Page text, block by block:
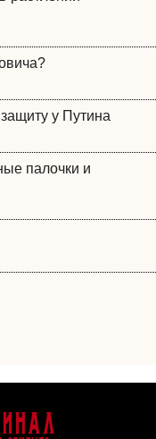
у Путина
палочки и